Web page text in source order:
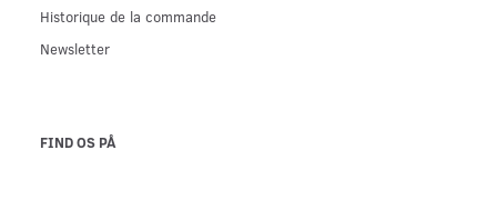
Historique de la commande
Newsletter
FIND OS PÅ